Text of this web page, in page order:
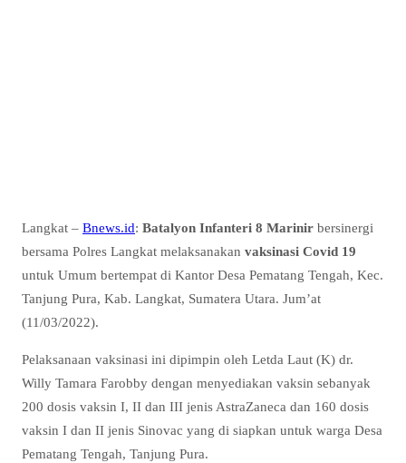
Langkat – Bnews.id: Batalyon Infanteri 8 Marinir bersinergi
bersama Polres Langkat melaksanakan vaksinasi Covid 19
untuk Umum bertempat di Kantor Desa Pematang Tengah, Kec.
Tanjung Pura, Kab. Langkat, Sumatera Utara. Jum’at
(11/03/2022).
Pelaksanaan vaksinasi ini dipimpin oleh Letda Laut (K) dr.
Willy Tamara Farobby dengan menyediakan vaksin sebanyak
200 dosis vaksin I, II dan III jenis AstraZaneca dan 160 dosis
vaksin I dan II jenis Sinovac yang di siapkan untuk warga Desa
Pematang Tengah, Tanjung Pura.